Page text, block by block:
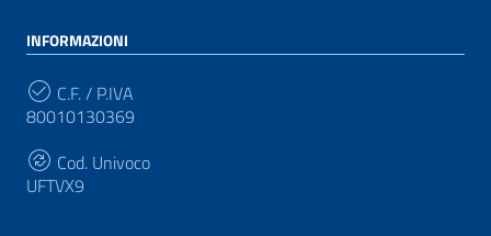
INFORMAZIONI
C.F. / P.IVA
80010130369
Cod. Univoco
UFTVX9